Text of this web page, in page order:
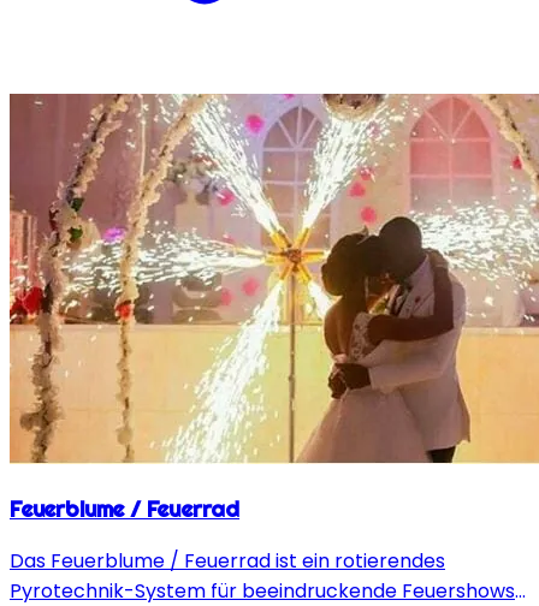
Feuerblume / Feuerrad
Das Feuerblume / Feuerrad ist ein rotierendes
Pyrotechnik-System für beeindruckende Feuershows